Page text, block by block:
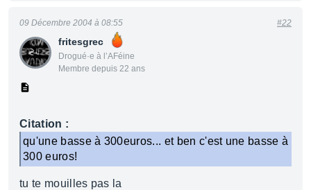
fritesgrec
Drogué·e à l’AFéine
Membre depuis 22 ans
09 Décembre 2004 à 08:55 #22
Citation :
qu'une basse à 300euros... et ben c'est une basse à
300 euros!
tu te mouilles pas la